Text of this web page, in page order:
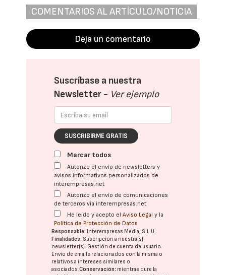
COMENTARIOS AL ARTÍCULO/NOTICIA
Deja un comentario
Suscríbase a nuestra
Newsletter - Ver ejemplo
SUSCRIBIRME GRATIS
Marcar todos
Autorizo el envío de newsletters y
avisos informativos personalizados de
interempresas.net
Autorizo el envío de comunicaciones
de terceros vía interempresas.net
He leído y acepto elAviso Legal y la
Política de Protección de Datos
Responsable: Interempresas Media, S.L.U.
Finalidades: Suscripción a nuestra(s)
newsletter(s). Gestión de cuenta de usuario.
Envío de emails relacionados con la misma o
relativos a intereses similares o
asociados.Conservación: mientras dure la